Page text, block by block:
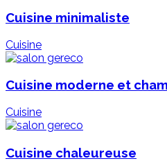
Cuisine minimaliste
Cuisine
Cuisine moderne et
Cuisine
Cuisine chaleureuse